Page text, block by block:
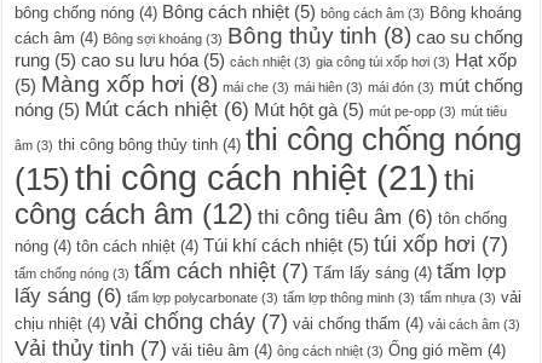
bông chống nóng (4) Bông cách nhiệt (5) bông cách âm (3) Bông khoáng
cách âm (4) Bông sợi khoáng (3) Bông thủy tinh (8) cao su chống
rung (5) cao su lưu hóa (5) cách nhiệt (3) gia công túi xốp hơi (3) Hạt xốp
(5) Màng xốp hơi (8) mái che (3) mái hiên (3) mái đón (3) mút chống
nóng (5) Mút cách nhiệt (6) Mút hột gà (5) mút pe-opp (3) mút tiêu
âm (3) thi công bông thủy tinh (4) thi công chống nóng
(15) thi công cách nhiệt (21) thi
công cách âm (12) thi công tiêu âm (6) tôn chống
nóng (4) tôn cách nhiệt (4) Túi khí cách nhiệt (5) túi xốp hơi (7)
tấm chống nóng (3) tấm cách nhiệt (7) Tấm lấy sáng (4) tấm lợp
lấy sáng (6) tấm lợp polycarbonate (3) tấm lợp thông minh (3) tấm nhựa (3) vải
chịu nhiệt (4) vải chống cháy (7) vải chống thấm (4) vải cách âm (3)
Vải thủy tinh (7) vải tiêu âm (4) ông cách nhiệt (3) Ống gió mềm (4)